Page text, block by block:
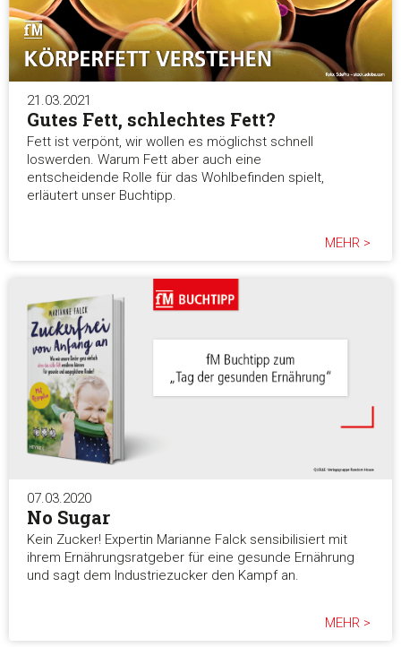
21.03.2021
Gutes Fett, schlechtes Fett?
Fett ist verpönt, wir wollen es möglichst schnell
loswerden. Warum Fett aber auch eine
entscheidende Rolle für das Wohlbefinden spielt,
erläutert unser Buchtipp.
MEHR >
07.03.2020
No Sugar
Kein Zucker! Expertin Marianne Falck sensibilisiert mit
ihrem Ernährungsratgeber für eine gesunde Ernährung
und sagt dem Industriezucker den Kampf an.
MEHR >